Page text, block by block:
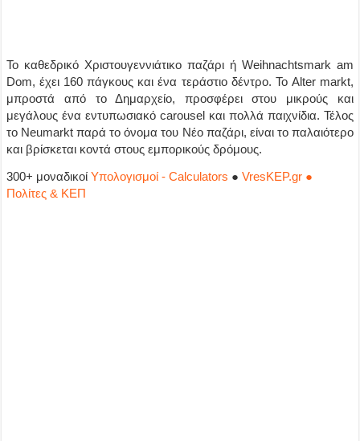
Το καθεδρικό Χριστουγεννιάτικο παζάρι ή Weihnachtsmark am
Dom, έχει 160 πάγκους και ένα τεράστιο δέντρο. Το Alter markt,
μπροστά από το Δημαρχείο, προσφέρει στου μικρούς και
μεγάλους ένα εντυπωσιακό carousel και πολλά παιχνίδια. Τέλος
το Neumarkt παρά το όνομα του Νέο παζάρι, είναι το παλαιότερο
και βρίσκεται κοντά στους εμπορικούς δρόμους.
300+ μοναδικοίΥπολογισμοί - Calculators ●VresKEP.gr ●
Πολίτες & ΚΕΠ